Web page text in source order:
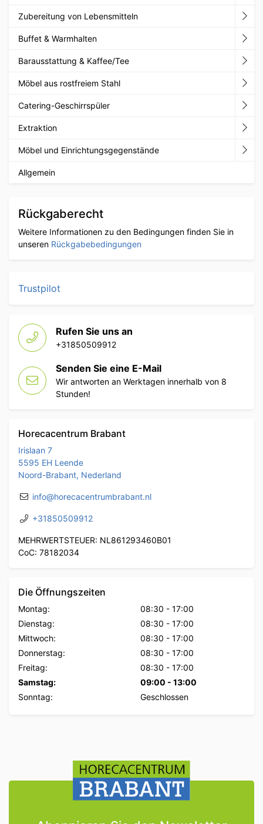
Zubereitung von Lebensmitteln
Buffet & Warmhalten
Barausstattung & Kaffee/Tee
Möbel aus rostfreiem Stahl
Catering-Geschirrspüler
Extraktion
Möbel und Einrichtungsgegenstände
Allgemein
Rückgaberecht
Weitere Informationen zu den Bedingungen finden Sie in
unseren Rückgabebedingungen
Trustpilot
Rufen Sie uns an
+31850509912
Senden Sie eine E-Mail
Wir antworten an Werktagen innerhalb von 8
Stunden!
Horecacentrum Brabant
Irislaan 7
5595 EH Leende
Noord-Brabant, Nederland
info@horecacentrumbrabant.nl
+31850509912
MEHRWERTSTEUER: NL861293460B01
CoC: 78182034
Die Öffnungszeiten
Montag: 08:30 - 17:00
Dienstag:
08:30 - 17:00
Mittwoch:
08:30 - 17:00
Donnerstag:
08:30 - 17:00
Freitag:
08:30 - 17:00
Samstag:
09:00 - 13:00
Sonntag:
Geschlossen